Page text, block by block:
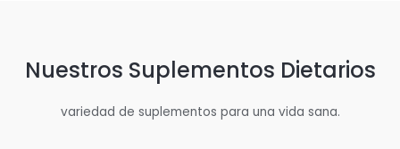
Nuestros Suplementos Dietarios
variedad de suplementos para una vida sana.